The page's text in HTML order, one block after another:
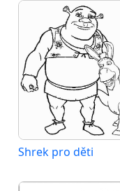
Shrek pro děti